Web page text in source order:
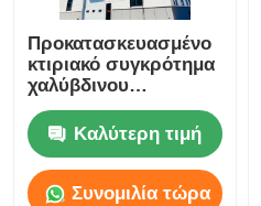
Προκατασκευασμένο
κτιριακό συγκρότημα
χαλύβδινου
εργαστηρίου S355JR,
κατασκευή
χαλύβδινου σκελετού
αποθήκης,
αντισεισμική αντοχή
Καλύτερη τιμή
Συνομιλία τώρα